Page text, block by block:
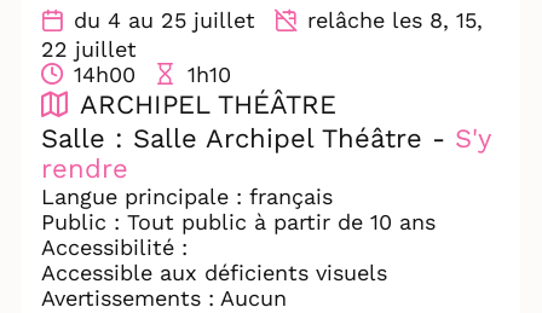
n’ont d’autre choix que de rester ensemble
pendant que les souvenirs, les non-dits et
les frustrations remontent à la surface.
On peut divorcer d’une femme, d’un mari
mais pas d’un ami ? Maintenant si !
du 4 au 25 juillet
relâche les 8, 15,
22 juillet
14h00
1h10
ARCHIPEL THÉÂTRE
Salle : Salle Archipel Théâtre - S'y
rendre
Langue principale : français
Public : Tout public à partir de 10 ans
Accessibilité :
Accessible aux déficients visuels
Avertissements : Aucun